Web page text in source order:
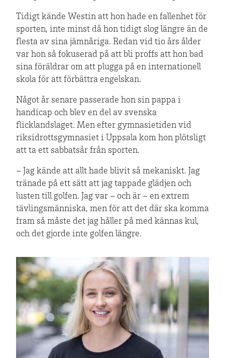
Tidigt kände Westin att hon hade en fallenhet för
sporten, inte minst då hon tidigt slog längre än de
flesta av sina jämnåriga. Redan vid tio års ålder
var hon så fokuserad på att bli proffs att hon bad
sina föräldrar om att plugga på en internationell
skola för att förbättra engelskan.
Något år senare passerade hon sin pappa i
handicap och blev en del av svenska
flicklandslaget. Men efter gymnasietiden vid
riksidrottsgymnasiet i Uppsala kom hon plötsligt
att ta ett sabbatsår från sporten.
– Jag kände att allt hade blivit så mekaniskt. Jag
tränade på ett sätt att jag tappade glädjen och
lusten till golfen. Jag var – och är – en extrem
tävlingsmänniska, men för att det där ska komma
fram så måste det jag håller på med kännas kul,
och det gjorde inte golfen längre.